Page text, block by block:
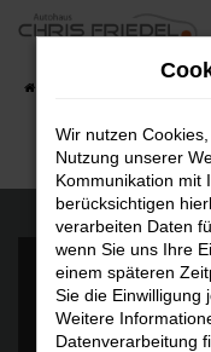
Zum
springen
Wir nutzen
Nutzung unserer
Kommunikation mit
berücksichtigen
verarbeiten Daten
wenn Sie uns Ihre
einem späteren
Sie die Einwilligung
Weitere
Datenverarbeitung